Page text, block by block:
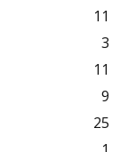
11
3
11
9
25